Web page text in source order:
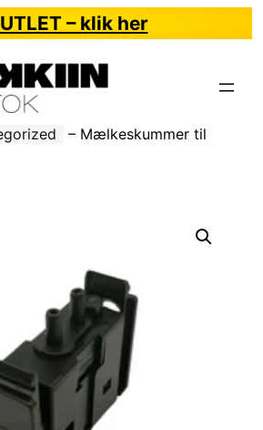
– klik her
– Mælkeskummer til